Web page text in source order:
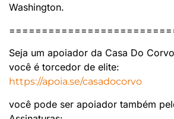
Washington.
Seja um apoiador da Casa Do
você é torcedor de elite:
https://apoia.se/casadocorvo
você pode ser apoiador também